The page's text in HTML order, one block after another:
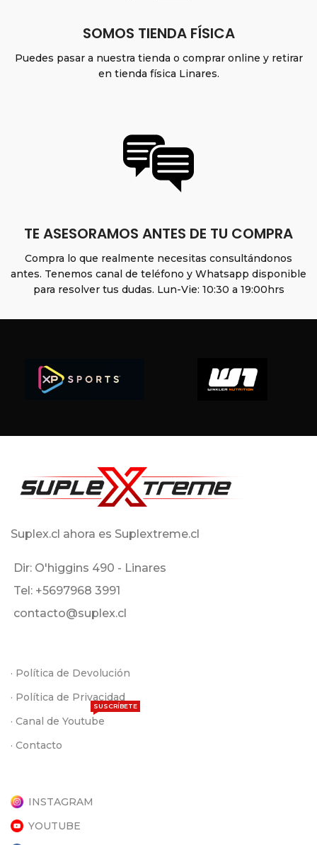
SOMOS TIENDA FÍSICA
Puedes pasar a nuestra tienda o comprar online y retirar
en tienda física Linares.
TE ASESORAMOS ANTES DE TU COMPRA
Compra lo que realmente necesitas consultándonos
antes. Tenemos canal de teléfono y Whatsapp disponible
para resolver tus dudas. Lun-Vie: 10:30 a 19:00hrs
Suplex.cl ahora es Suplextreme.cl
Dir: O'higgins 490 - Linares
Tel: +5697968 3991
contacto@suplex.cl
· Política de Devolución
· Política de Privacidad
· Canal de Youtube
SUSCRÍBETE
· Contacto
INSTAGRAM
YOUTUBE